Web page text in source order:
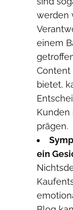
werden
einem
bietet,
Kunden
prägen.
ein